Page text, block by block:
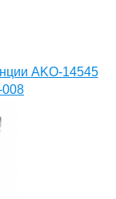
AKO-14545
008